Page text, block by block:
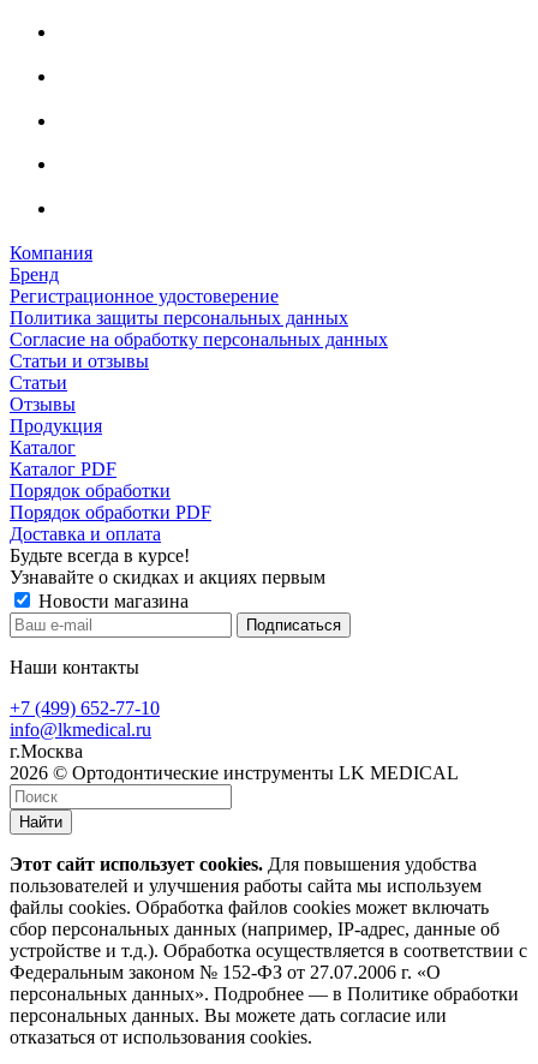
Компания
Бренд
Регистрационное удостоверение
Политика защиты персональных данных
Согласие на обработку персональных данных
Статьи и отзывы
Статьи
Отзывы
Продукция
Каталог
Каталог PDF
Порядок обработки
Порядок обработки PDF
Доставка и оплата
Будьте всегда в курсе!
Узнавайте о скидках и акциях первым
Новости магазина
Наши контакты
+7 (499) 652-77-10
info@lkmedical.ru
г.Москва
2026 © Ортодонтические инструменты LK MEDICAL
Найти
Этот сайт использует cookies. Для повышения удобства
пользователей и улучшения работы сайта мы используем
файлы cookies. Обработка файлов cookies может включать
сбор персональных данных (например, IP-адрес, данные об
устройстве и т.д.). Обработка осуществляется в соответствии с
Федеральным законом № 152-ФЗ от 27.07.2006 г. «О
персональных данных». Подробнее — в Политике обработки
персональных данных. Вы можете дать согласие или
отказаться от использования cookies.